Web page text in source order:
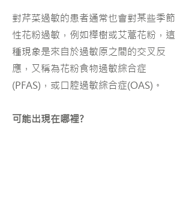
對芹菜過敏的患者通常也會對某些季節
性花粉過敏，例如樺樹或艾蒿花粉，這
種現象是來自於過敏原之間的交叉反
應，又稱為花粉食物過敏綜合症
(PFAS)，或口腔過敏綜合症(OAS)。
可能出現在哪裡?